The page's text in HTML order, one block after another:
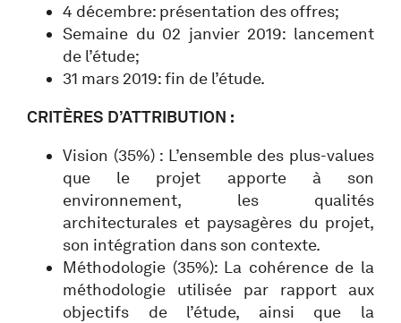
4 décembre: présentation des offres;
Semaine du 02 janvier 2019: lancement
de l’étude;
31 mars 2019: fin de l’étude.
CRITÈRES D’ATTRIBUTION :
Vision (35%) : L’ensemble des plus-values
que le projet apporte à son
environnement, les qualités
architecturales et paysagères du projet,
son intégration dans son contexte.
Méthodologie (35%): La cohérence de la
méthodologie utilisée par rapport aux
objectifs de l’étude, ainsi que la